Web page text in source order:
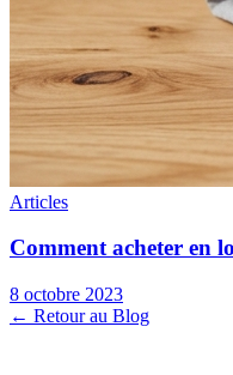
Articles
Comment acheter en
8 octobre 2023
← Retour au Blog